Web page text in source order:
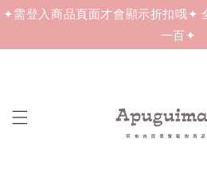
✦需登入商品頁面才會顯示折扣哦✦
一百✦